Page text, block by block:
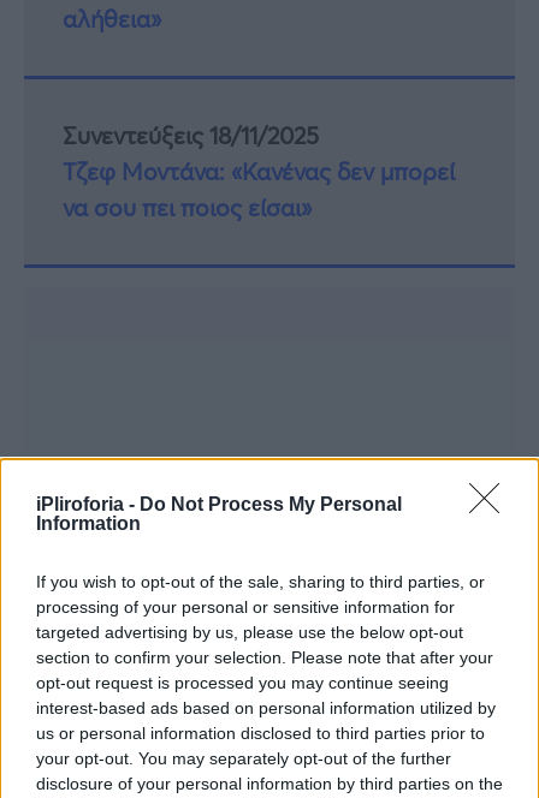
iPliroforia - Do Not Process My Personal
Information
If you wish to opt-out of the sale, sharing to third parties, or
processing of your personal or sensitive information for
targeted advertising by us, please use the below opt-out
section to confirm your selection. Please note that after your
opt-out request is processed you may continue seeing
interest-based ads based on personal information utilized by
us or personal information disclosed to third parties prior to
your opt-out. You may separately opt-out of the further
disclosure of your personal information by third parties on the
αλήθεια»
Συνεντεύξεις 18/11/2025
Τζεφ Μοντάνα: «Κανένας δεν μπορεί
να σου πει ποιος είσαι»